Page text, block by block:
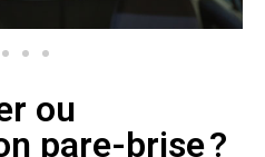
ou
pare-brise ?